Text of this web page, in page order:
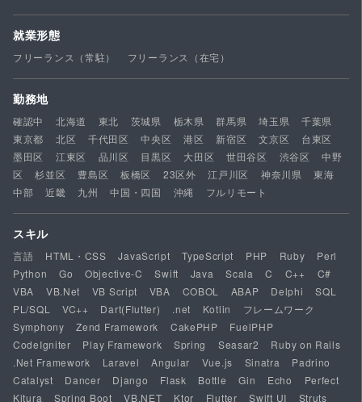
就業形態
フリーランス（常駐） フリーランス（在宅）
勤務地
確認中 北海道 東北 茨城県 栃木県 群馬県 埼玉県
千葉県
東京都
北区 千代田区 中央区 港区 新宿区 文京区
台東区
墨田区
江東区 品川区 目黒区 大田区 世田谷区 渋谷区
中野
区
杉並区 豊島区 板橋区 23区外 江戸川区 神奈川県
東海
中部
近畿 九州 中国・四国 沖縄 フルリモート
スキル
言語 HTML・CSS JavaScript TypeScript PHP Ruby
Perl
Python
Go Objective-C Swift Java Scala C C++
C#
VBA
VB.Net VB Script VBA COBOL ABAP Delphi
SQL
PL/SQL
VC++ Dart(Flutter) .net Kotlin
フレームワーク
Symphony
Zend Framework CakePHP
FuelPHP
CodeIgniter
Play Framework Spring Seasar2
Ruby on Rails
.Net Framework
Laravel Angular Vue.js Sinatra
Padrino
Catalyst
Dancer Django Flask Bottle Gin Echo
Perfect
Kitura
Spring Boot VB.NET Ktor Flutter Swift UI
Struts